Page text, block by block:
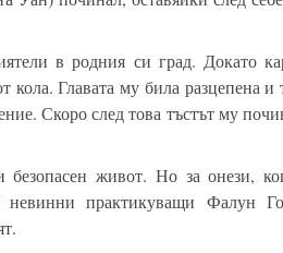
в родния си град. Докато
кола. Главата му била разцепена и
Скоро след това тъстът му
живот. Но за онези,
практикуващи Фалун